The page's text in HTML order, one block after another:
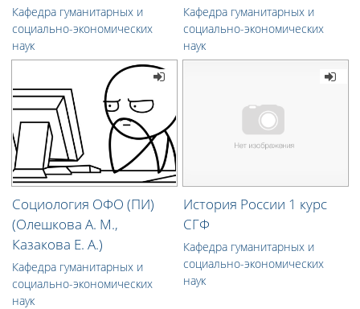
Кафедра гуманитарных и
социально-экономических
наук
Кафедра гуманитарных и
социально-экономических
наук
Социология ОФО (ПИ)
(Олешкова А. М.,
Казакова Е. А.)
Кафедра гуманитарных и
социально-экономических
наук
История России 1 курс
СГФ
Кафедра гуманитарных и
социально-экономических
наук